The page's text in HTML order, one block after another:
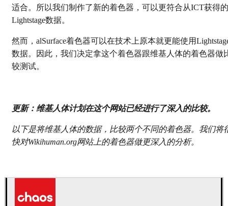
适合。所以我们制作了新的着色器，可以更符合从ICT获得的
Lightstage数据。
然而，alSurface着色器可以在技术上原本就更能使用
数据。因此，我们决定拿这个着色器跟维基人体的着色器做
较测试。
更新：维基人体计划在这个网站已经进行了深入的比较。
以下是将维基人体的数据，比较两个不同的着色器。我们将
快对Wikihuman.org网站上的着色器做更深入的分析。